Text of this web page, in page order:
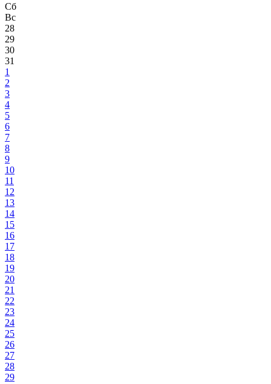
Сб
Вс
28
29
30
31
1
2
3
4
5
6
7
8
9
10
11
12
13
14
15
16
17
18
19
20
21
22
23
24
25
26
27
28
29